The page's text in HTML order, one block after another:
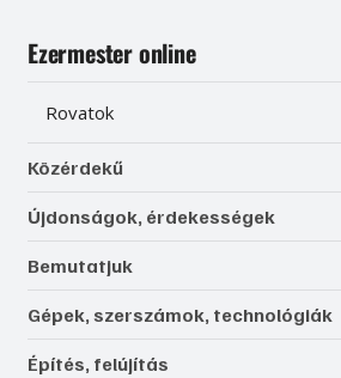
Ezermester online
Rovatok
Közérdekű
Újdonságok, érdekességek
Bemutatjuk
Gépek, szerszámok, technológiák
Építés, felújítás